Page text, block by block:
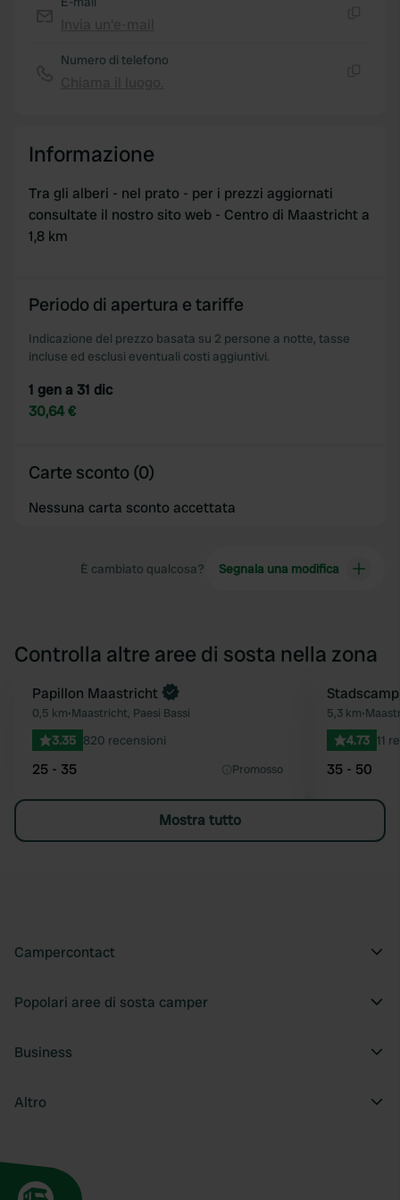
Numero di telefono
Informazione
Tra gli alberi - nel prato - per i prezzi aggiornati
consultate il nostro sito web - Centro di Maastricht a
1,8 km
Periodo di apertura e tariffe
Indicazione del prezzo basata su 2 persone a notte, tasse
incluse ed esclusi eventuali costi aggiuntivi.
1 gen a 31 dic
30,64 €
Carte sconto (0)
Nessuna carta sconto accettata
È cambiato qualcosa? Segnala una modifica
Controlla altre aree di sosta nella zona
Preferito
Papillon Maastricht
0,5 km•Maastricht, Paesi Bassi
3.35 820 recensioni
25 - 35 Promosso
Prenota ora
5,3 km•
4.73 11
35 - 50
Mostra tutto
Campercontact
Popolari aree di sosta camper
Business
Altro